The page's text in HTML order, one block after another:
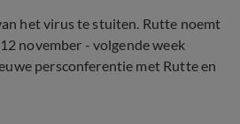
het virus te stuiten. Rutte noemt
november - volgende week
persconferentie met Rutte en